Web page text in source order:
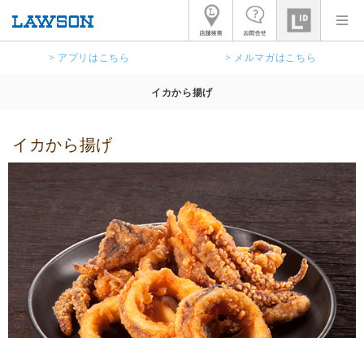
> アプリはこちら > メルマガはこちら
イカから揚げ
イカから揚げ